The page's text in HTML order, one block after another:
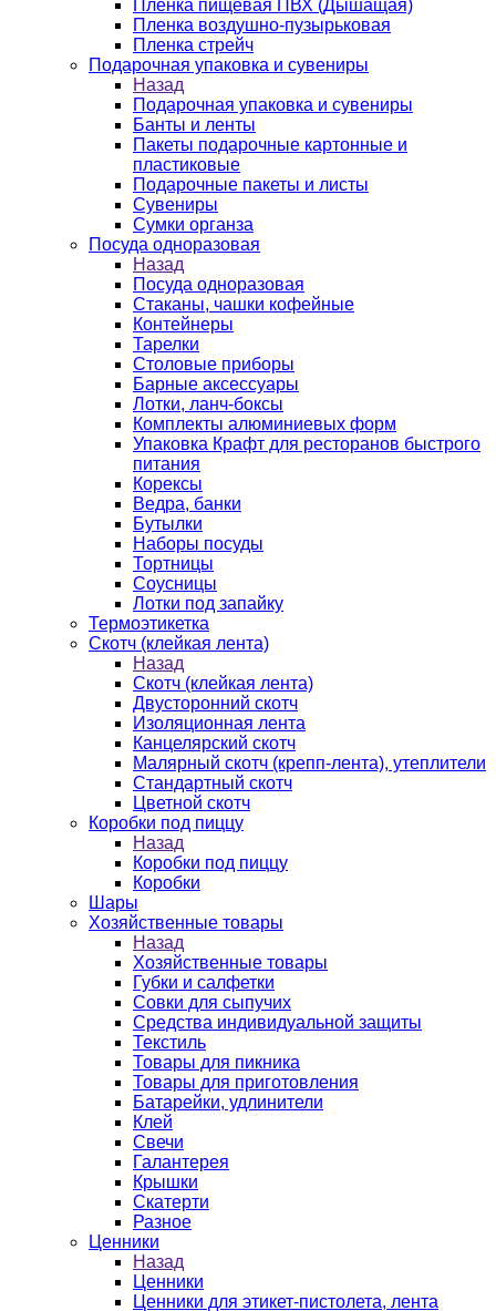
Пленка пищевая ПВХ (Дышащая)
Пленка воздушно-пузырьковая
Пленка стрейч
Подарочная упаковка и сувениры
Назад
Подарочная упаковка и сувениры
Банты и ленты
Пакеты подарочные картонные и
пластиковые
Подарочные пакеты и листы
Сувениры
Сумки органза
Посуда одноразовая
Назад
Посуда одноразовая
Стаканы, чашки кофейные
Контейнеры
Тарелки
Столовые приборы
Барные аксессуары
Лотки, ланч-боксы
Комплекты алюминиевых форм
Упаковка Крафт для ресторанов быстрого
питания
Корексы
Ведра, банки
Бутылки
Наборы посуды
Тортницы
Соусницы
Лотки под запайку
Термоэтикетка
Скотч (клейкая лента)
Назад
Скотч (клейкая лента)
Двусторонний скотч
Изоляционная лента
Канцелярский скотч
Малярный скотч (крепп-лента), утеплители
Стандартный скотч
Цветной скотч
Коробки под пиццу
Назад
Коробки под пиццу
Коробки
Шары
Хозяйственные товары
Назад
Хозяйственные товары
Губки и салфетки
Совки для сыпучих
Средства индивидуальной защиты
Текстиль
Товары для пикника
Товары для приготовления
Батарейки, удлинители
Клей
Свечи
Галантерея
Крышки
Скатерти
Разное
Ценники
Назад
Ценники
Ценники для этикет-пистолета, лента